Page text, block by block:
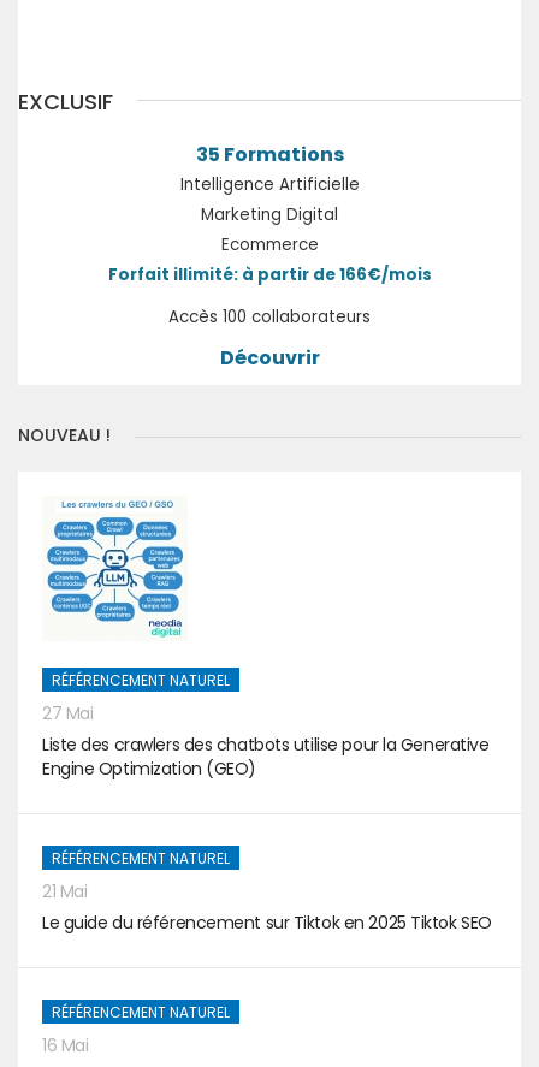
EXCLUSIF
35 Formations
Intelligence Artificielle
Marketing Digital
Ecommerce
Forfait illimité: à partir de 166€/mois
Accès 100 collaborateurs
Découvrir
NOUVEAU !
RÉFÉRENCEMENT NATUREL
27 Mai
Liste des crawlers des chatbots utilise pour la Generative
Engine Optimization (GEO)
RÉFÉRENCEMENT NATUREL
21 Mai
Le guide du référencement sur Tiktok en 2025 Tiktok SEO
RÉFÉRENCEMENT NATUREL
16 Mai